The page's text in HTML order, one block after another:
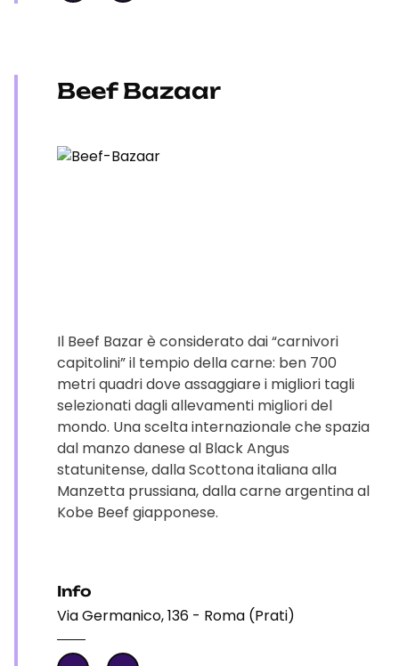
Beef Bazaar
Il Beef Bazar è considerato dai “carnivori
capitolini” il tempio della carne: ben 700
metri quadri dove assaggiare i migliori tagli
selezionati dagli allevamenti migliori del
mondo. Una scelta internazionale che spazia
dal manzo danese al Black Angus
statunitense, dalla Scottona italiana alla
Manzetta prussiana, dalla carne argentina al
Kobe Beef giapponese.
Info
Via Germanico, 136 - Roma (Prati)